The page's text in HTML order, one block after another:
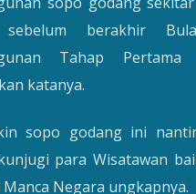
sebelum berakhir
Tahap
katanya.
sopo godang ini
para Wisatawan
Negara ungkapnya.